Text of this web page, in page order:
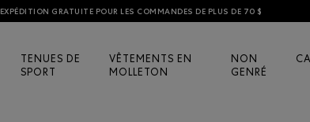
EXPÉDITION GRATUITE POUR LES COMMANDES DE PLUS DE 70 $
TENUES DE
SPORT
VÊTEMENTS EN
MOLLETON
NON
GENRÉ